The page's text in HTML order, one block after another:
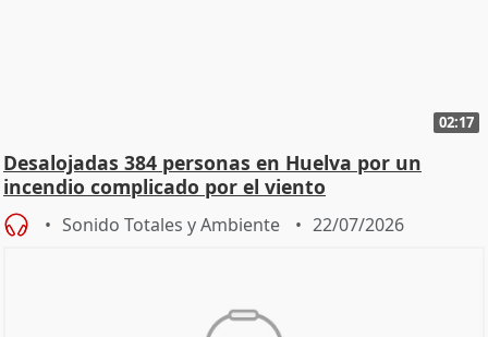
02:17
Desalojadas 384 personas en Huelva por un
incendio complicado por el viento
Sonido Totales y Ambiente 22/07/2026